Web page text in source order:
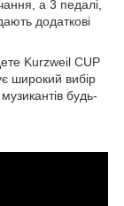
а 3 педалі,
додаткові
Kurzweil CUP
широкий вибір
будь-